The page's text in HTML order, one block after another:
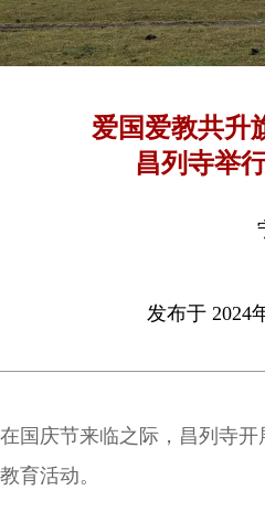
爱国爱教共
昌列寺举
发布于 2024
在国庆节来临之际，昌列寺
教育活动。